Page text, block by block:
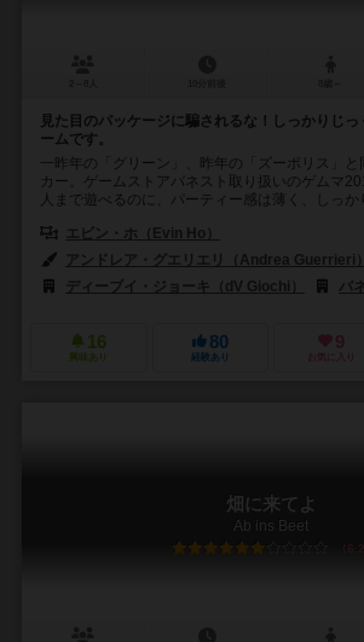
見た目のパッケージに騙されるな！しっかりじ
ームです。
一昨年の「グリーン」、昨年の「ズーポリス」
カー。ゲームストアバネスト取り扱いのゲムマ
人まで遊べるのに、パーティー感は薄く、しっか
エビン・ホ（Evin Ho）
アンドレア・グエリエリ（Andrea Guerrieri）
ディーブイ・ジョーキ（dV Giochi）
バ
16
興味あり
80
経験あり
9
お気に入り
畑に来てよ
Ab ins Beet
6.2